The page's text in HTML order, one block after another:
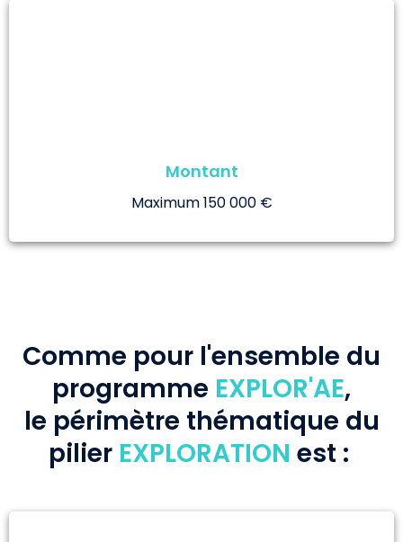
Montant
Maximum 150 000 €
Comme pour l'ensemble du
programme EXPLOR'AE,
le périmètre thématique du
pilier EXPLORATION est :